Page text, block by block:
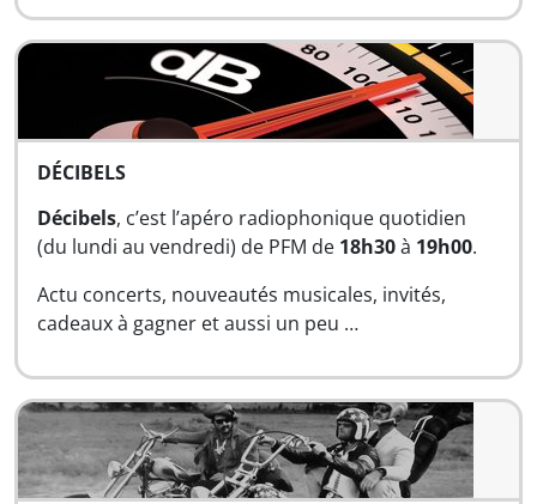
DÉCIBELS
Décibels, c’est l’apéro radiophonique quotidien
(du lundi au vendredi) de PFM de 18h30à 19h00.
Actu concerts, nouveautés musicales, invités,
cadeaux à gagner et aussi un peu …